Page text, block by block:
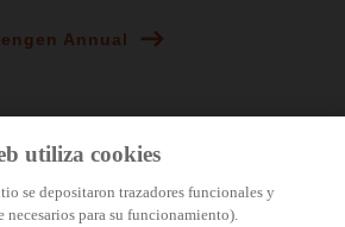
Annual
utiliza cookies
se depositaron trazadores funcionales y
necesarios para su funcionamiento).